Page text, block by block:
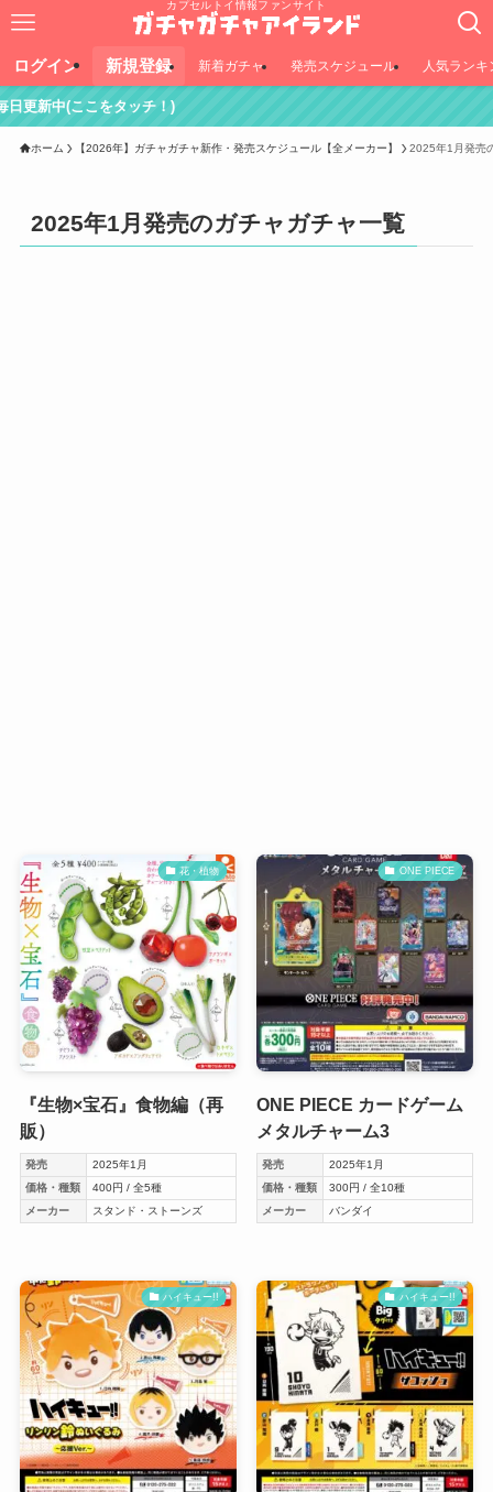
カプセルトイ情報ファンサイト
ログイン 新規登録 新着ガチャ 発売スケジュール 人気ランキ
こをタッチ！)
ホーム 【2026年】ガチャガチャ新作・発売スケジュール【全メーカー】 2025年1月発売
2025年1月発売のガチャガチャ一覧
花・植物
『生物×宝石』食物編（再
販）
発売
2025年1月
価格・種類
400円 / 全5種
メーカー
スタンド・ストーンズ
ONE PIECE
ONE PIECE カードゲーム
メタルチャーム3
発売
2025年1月
価格・種類
300円 / 全10種
メーカー
バンダイ
ハイキュー!! ハイキュー!!